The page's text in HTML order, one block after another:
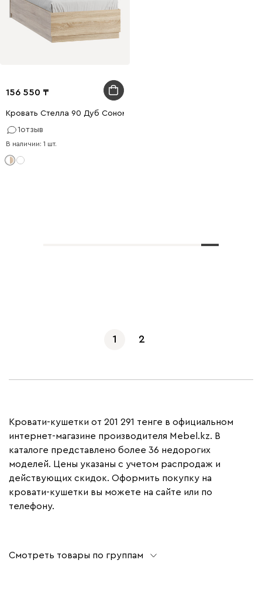
156 550
Кровать Стелла 90 Дуб Сонома
1отзыв
В наличии: 1 шт.
1 2
Кровати-кушетки от 201 291 тенге в официальном
интернет-магазине производителя Mebel.kz. В
каталоге представлено более 36 недорогих
моделей. Цены указаны с учетом распродаж и
действующих скидок. Оформить покупку на
кровати-кушетки вы можете на сайте или по
телефону.
Смотреть товары по группам